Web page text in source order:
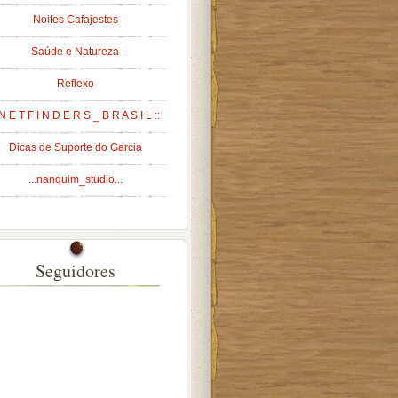
Noites Cafajestes
Saúde e Natureza
Reflexo
E T F I N D E R S _ B R A S I L ::
Dicas de Suporte do Garcia
...nanquim_studio...
Seguidores